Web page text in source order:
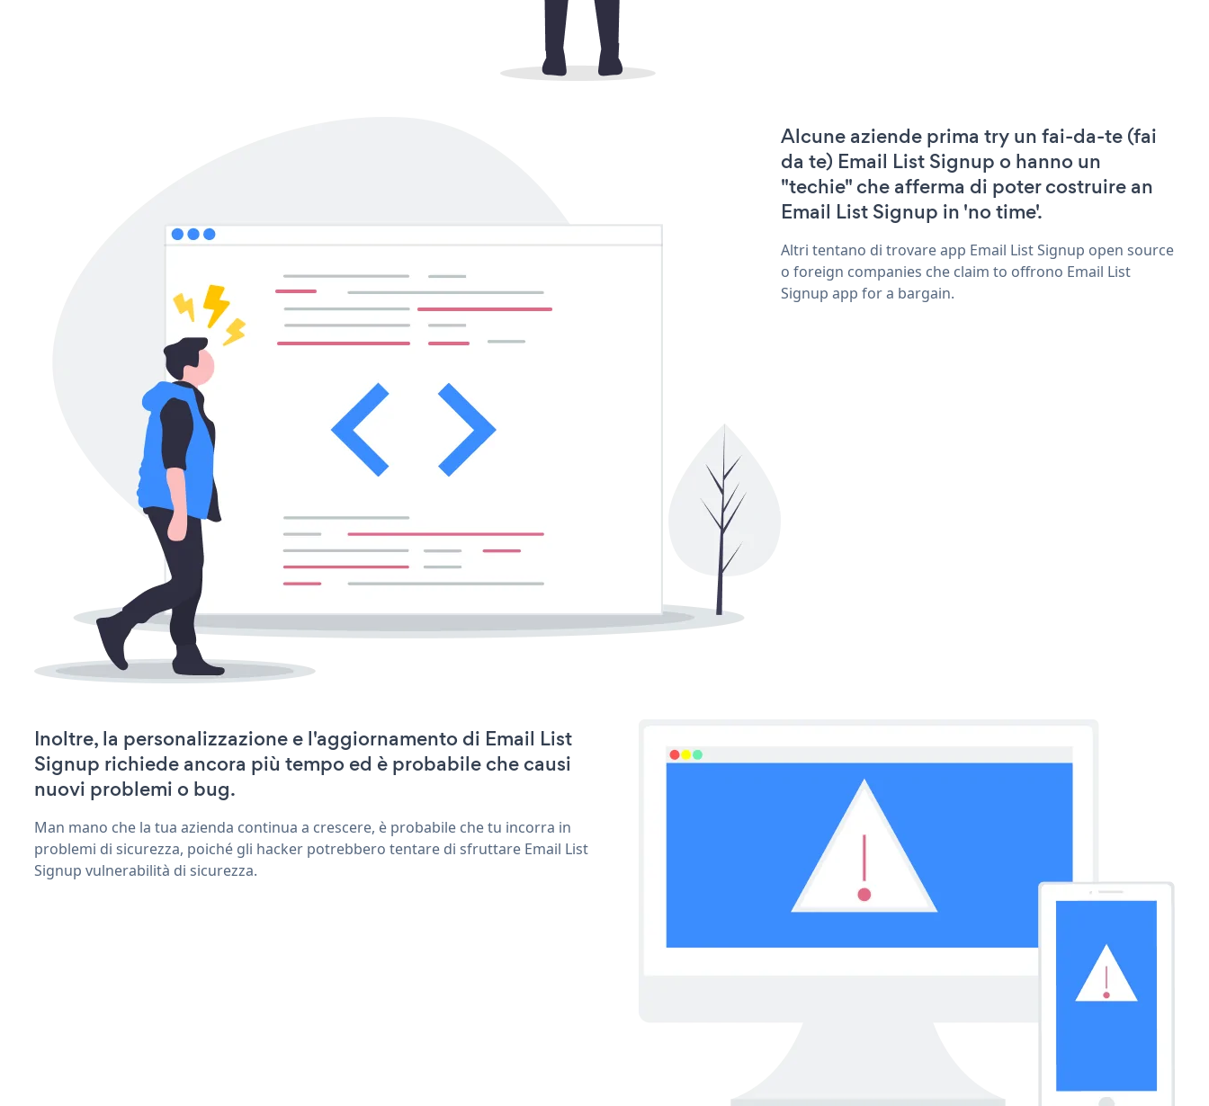
Alcune aziende prima try un fai-da-te (fai
da te) Email List Signup o hanno un
"techie" che afferma di poter costruire an
Email List Signup in 'no time'.
Altri tentano di trovare app Email List Signup open source
o foreign companies che claim to offrono Email List
Signup app for a bargain.
Inoltre, la personalizzazione e l'aggiornamento di Email List
Signup richiede ancora più tempo ed è probabile che causi
nuovi problemi o bug.
Man mano che la tua azienda continua a crescere, è probabile che tu incorra in
problemi di sicurezza, poiché gli hacker potrebbero tentare di sfruttare Email List
Signup vulnerabilità di sicurezza.